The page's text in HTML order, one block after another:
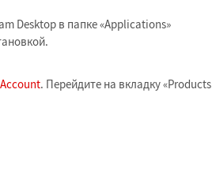
Desktop в папке «Applications»
. Перейдите на вкладку «Products